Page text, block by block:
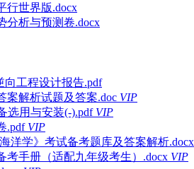
行世界版.docx
分析与预测卷.docx
向工程设计报告.pdf
案解析试题及答案.doc VIP
选用与安装(-).pdf VIP
.pdf VIP
洋学》考试备考题库及答案解析.docx
考手册（适配九年级考生）.docx VIP